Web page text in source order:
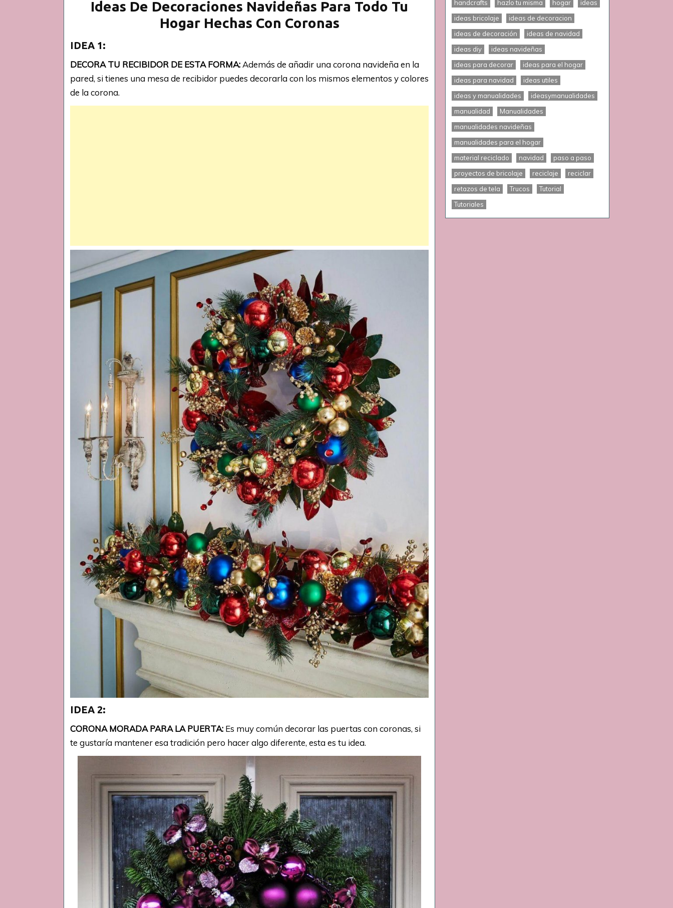
Ideas De Decoraciones Navideñas Para Todo Tu
Hogar Hechas Con Coronas
IDEA 1:
DECORA TU RECIBIDOR DE ESTA FORMA: Además de añadir una corona navideña en la
pared, si tienes una mesa de recibidor puedes decorarla con los mismos elementos y colores
de la corona.
IDEA 2:
CORONA MORADA PARA LA PUERTA: Es muy común decorar las puertas con coronas, si
te gustaría mantener esa tradición pero hacer algo diferente, esta es tu idea.
handcrafts
hazlo tu misma hogar
ideas
ideas bricolaje
ideas de decoracion
ideas de decoración
ideas de navidad
ideas diy
ideas navideñas
ideas para decorar
ideas para el hogar
ideas para navidad
ideas utiles
ideas y manualidades
ideasymanualidades
manualidad
Manualidades
manualidades navideñas
manualidades para el hogar
material reciclado
navidad
paso a paso
proyectos de bricolaje
reciclaje
reciclar
retazos de tela
Trucos
Tutorial
Tutoriales